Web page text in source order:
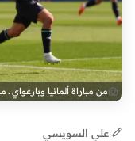
من مباراة ألمانيا وبارغواي ـ
علي السويسي